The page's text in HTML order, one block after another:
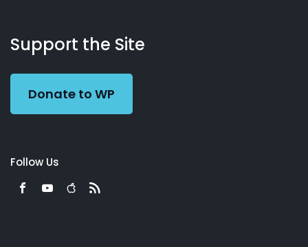
Working
Preacher
Us
Support the Site
Donate to WP
Follow Us